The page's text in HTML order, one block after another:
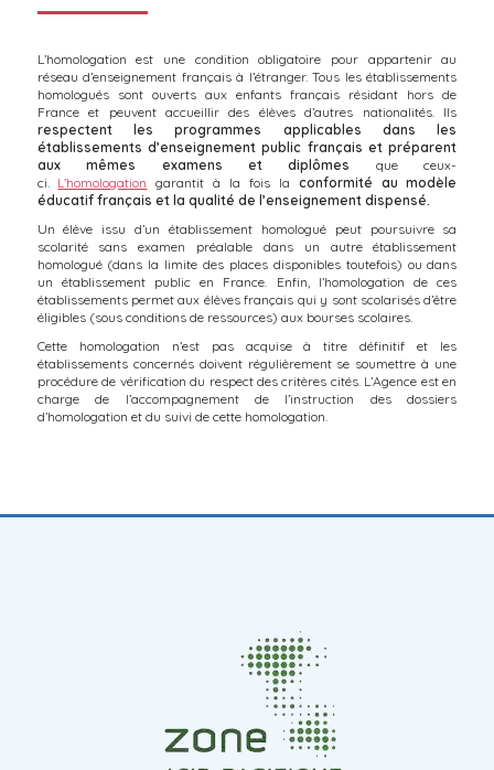
L’homologation est une condition obligatoire pour appartenir au
réseau d’enseignement français à l’étranger. Tous les établissements
homologués sont ouverts aux enfants français résidant hors de
France et peuvent accueillir des élèves d’autres nationalités. Ils
respectent les programmes applicables dans les
établissements d’enseignement public français et préparent
aux mêmes examens et diplômes que ceux-
ci. L’homologation garantit à la fois la conformité au modèle
éducatif français et la qualité de l’enseignement dispensé.
Un élève issu d’un établissement homologué peut poursuivre sa
scolarité sans examen préalable dans un autre établissement
homologué (dans la limite des places disponibles toutefois) ou dans
un établissement public en France. Enfin, l’homologation de ces
établissements permet aux élèves français qui y sont scolarisés d’être
éligibles (sous conditions de ressources) aux bourses scolaires.
Cette homologation n’est pas acquise à titre définitif et les
établissements concernés doivent régulièrement se soumettre à une
procédure de vérification du respect des critères cités. L’Agence est en
charge de l’accompagnement de l’instruction des dossiers
d’homologation et du suivi de cette homologation.